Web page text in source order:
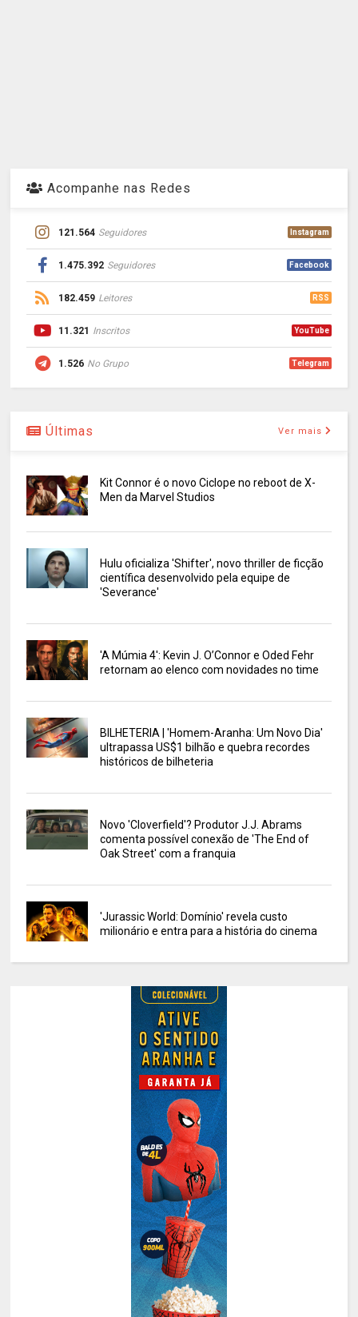
Acompanhe nas Redes
121.564 Seguidores Instagram
1.475.392 Seguidores Facebook
182.459 Leitores RSS
11.321 Inscritos YouTube
1.526 No Grupo Telegram
Últimas Ver mais
Kit Connor é o novo Ciclope no reboot de X-
Men da Marvel Studios
Hulu oficializa 'Shifter', novo thriller de ficção
científica desenvolvido pela equipe de
'Severance'
'A Múmia 4': Kevin J. O’Connor e Oded Fehr
retornam ao elenco com novidades no time
BILHETERIA | 'Homem-Aranha: Um Novo Dia'
ultrapassa US$1 bilhão e quebra recordes
históricos de bilheteria
Novo 'Cloverfield'? Produtor J.J. Abrams
comenta possível conexão de 'The End of
Oak Street' com a franquia
'Jurassic World: Domínio' revela custo
milionário e entra para a história do cinema